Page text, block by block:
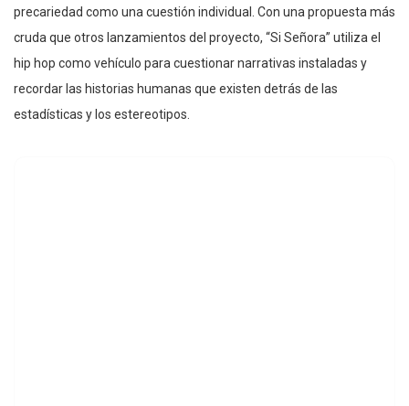
precariedad como una cuestión individual. Con una propuesta más
cruda que otros lanzamientos del proyecto, “Si Señora” utiliza el
hip hop como vehículo para cuestionar narrativas instaladas y
recordar las historias humanas que existen detrás de las
estadísticas y los estereotipos.